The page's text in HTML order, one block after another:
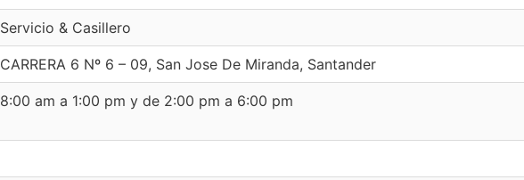
Servicio & Casillero
CARRERA 6 Nº 6 – 09, San Jose De Miranda, Santander
8:00 am a 1:00 pm y de 2:00 pm a 6:00 pm